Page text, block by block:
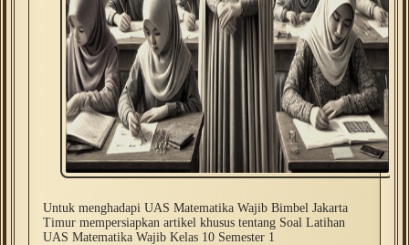
Untuk menghadapi UAS Matematika Wajib Bimbel Jakarta
Timur mempersiapkan artikel khusus tentang Soal Latihan
UAS Matematika Wajib Kelas 10 Semester 1